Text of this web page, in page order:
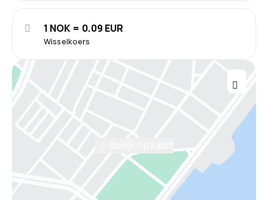
Wisselkoers
1 NOK = 0.09 EUR